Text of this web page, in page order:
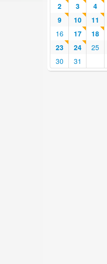
2
3 4
9
10 11
16
17 18
23
24 25
30
31